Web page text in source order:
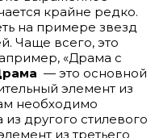
крайне редко.
на примере звезд
Чаще всего, это
«Драма с
— это основной
элемент из
необходимо
из другого стилевого
из третьего